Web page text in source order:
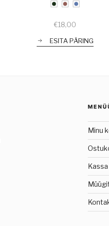
€18,00
ESITA PÄRING
Minu
Kassa